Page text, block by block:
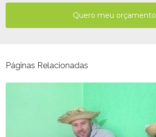
Quero meu orçamento
Páginas Relacionadas